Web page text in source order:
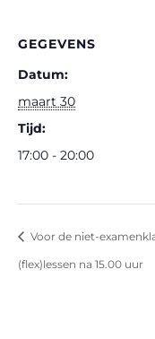
GEGEVENS
Datum:
maart 30
Tijd:
17:00 - 20:00
Voor de niet-
(flex)lessen na 15.00 uur